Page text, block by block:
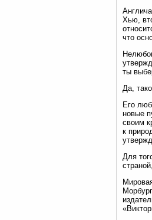
Хью,
что
ты
Да,
Его
новые
своим
к
Для